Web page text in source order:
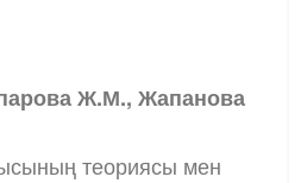
Ж.М., Жапанова
теориясы мен